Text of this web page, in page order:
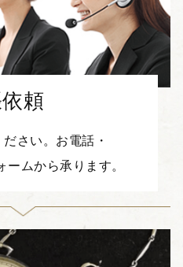
頼
さい。お電話・
ームから承ります。